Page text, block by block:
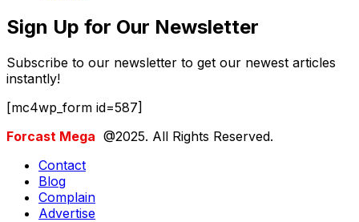
Sign Up for Our Newsletter
Subscribe to our newsletter to get our newest articles
instantly!
[mc4wp_form id=587]
Forcast Mega @2025. All Rights Reserved.
Contact
Blog
Complain
Advertise